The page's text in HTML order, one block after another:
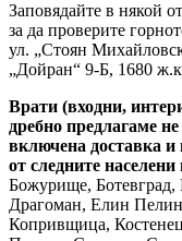
Заповядайте в някой
за да проверите
ул. „Стоян
„Дойран“ 9-Б, 1680
Врати (входни,
дребно предлагаме
включена доставка
от следните
Божурище, Ботевград,
Драгоман, Елин
Копривщица,